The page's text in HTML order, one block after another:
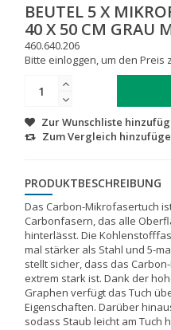
BEUTEL 5 X
40 X 50 CM GRAU
460.640.206
Bitte einloggen, um den Preis
Zur Wunschliste
Zum Vergleich
PRODUKTBESCHREIBUNG
Das Carbon-Mikrofasertuch
Carbonfasern, das alle
hinterlässt. Die
mal stärker als Stahl und 5-
stellt sicher, dass das
extrem stark ist. Dank der
Graphen verfügt das Tuch
Eigenschaften. Darüber
sodass Staub leicht am Tuch